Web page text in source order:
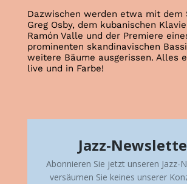
Dazwischen werden etwa mit dem
Greg Osby, dem kubanischen
Ramón Valle und der Premiere
prominenten skandinavischen
weitere Bäume ausgerissen. Alles
live und in Farbe!
Jazz-
Abonnieren Sie jetzt unseren Jazz-
versäumen Sie keines unserer